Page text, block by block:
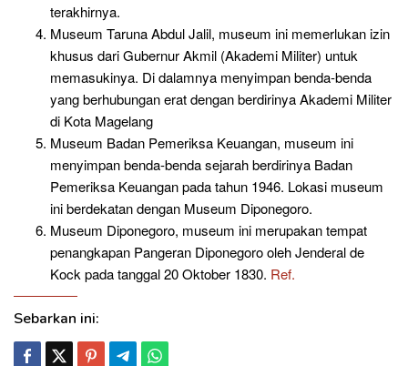
terakhirnya.
Museum Taruna Abdul Jalil, museum ini memerlukan izin
khusus dari Gubernur Akmil (Akademi Militer) untuk
memasukinya. Di dalamnya menyimpan benda-benda
yang berhubungan erat dengan berdirinya Akademi Militer
di Kota Magelang
Museum Badan Pemeriksa Keuangan, museum ini
menyimpan benda-benda sejarah berdirinya Badan
Pemeriksa Keuangan pada tahun 1946. Lokasi museum
ini berdekatan dengan Museum Diponegoro.
Museum Diponegoro, museum ini merupakan tempat
penangkapan Pangeran Diponegoro oleh Jenderal de
Kock pada tanggal 20 Oktober 1830. Ref.
Sebarkan ini: